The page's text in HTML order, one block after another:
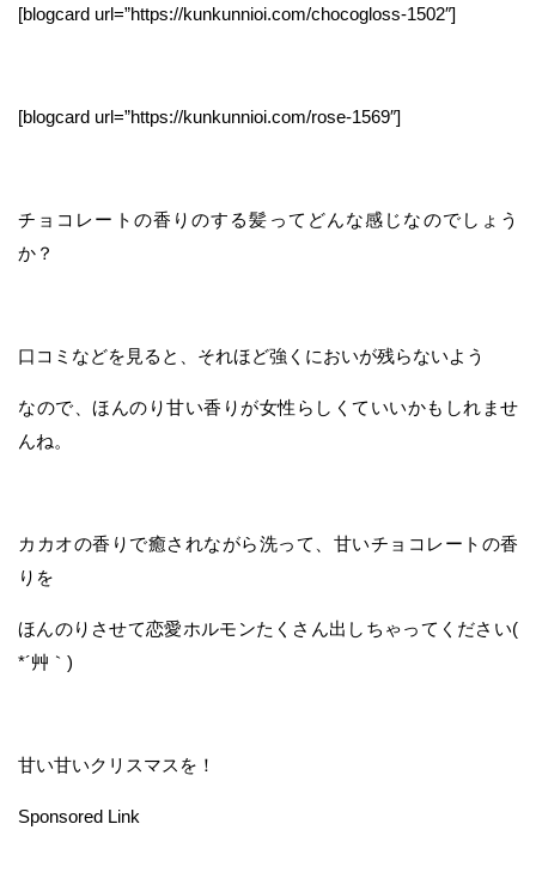
[blogcard url=”https://kunkunnioi.com/chocogloss-1502″]
[blogcard url=”https://kunkunnioi.com/rose-1569″]
チョコレートの香りのする髪ってどんな感じなのでしょう
か？
口コミなどを見ると、それほど強くにおいが残らないよう
なので、ほんのり甘い香りが女性らしくていいかもしれませ
んね。
カカオの香りで癒されながら洗って、甘いチョコレートの香
りを
ほんのりさせて恋愛ホルモンたくさん出しちゃってください(
*´艸｀)
甘い甘いクリスマスを！
Sponsored Link